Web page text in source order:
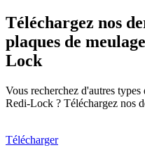
Téléchargez nos
plaques de
Lock
Vous recherchez d'autres
Redi-Lock ? Téléchargez nos
Télécharger